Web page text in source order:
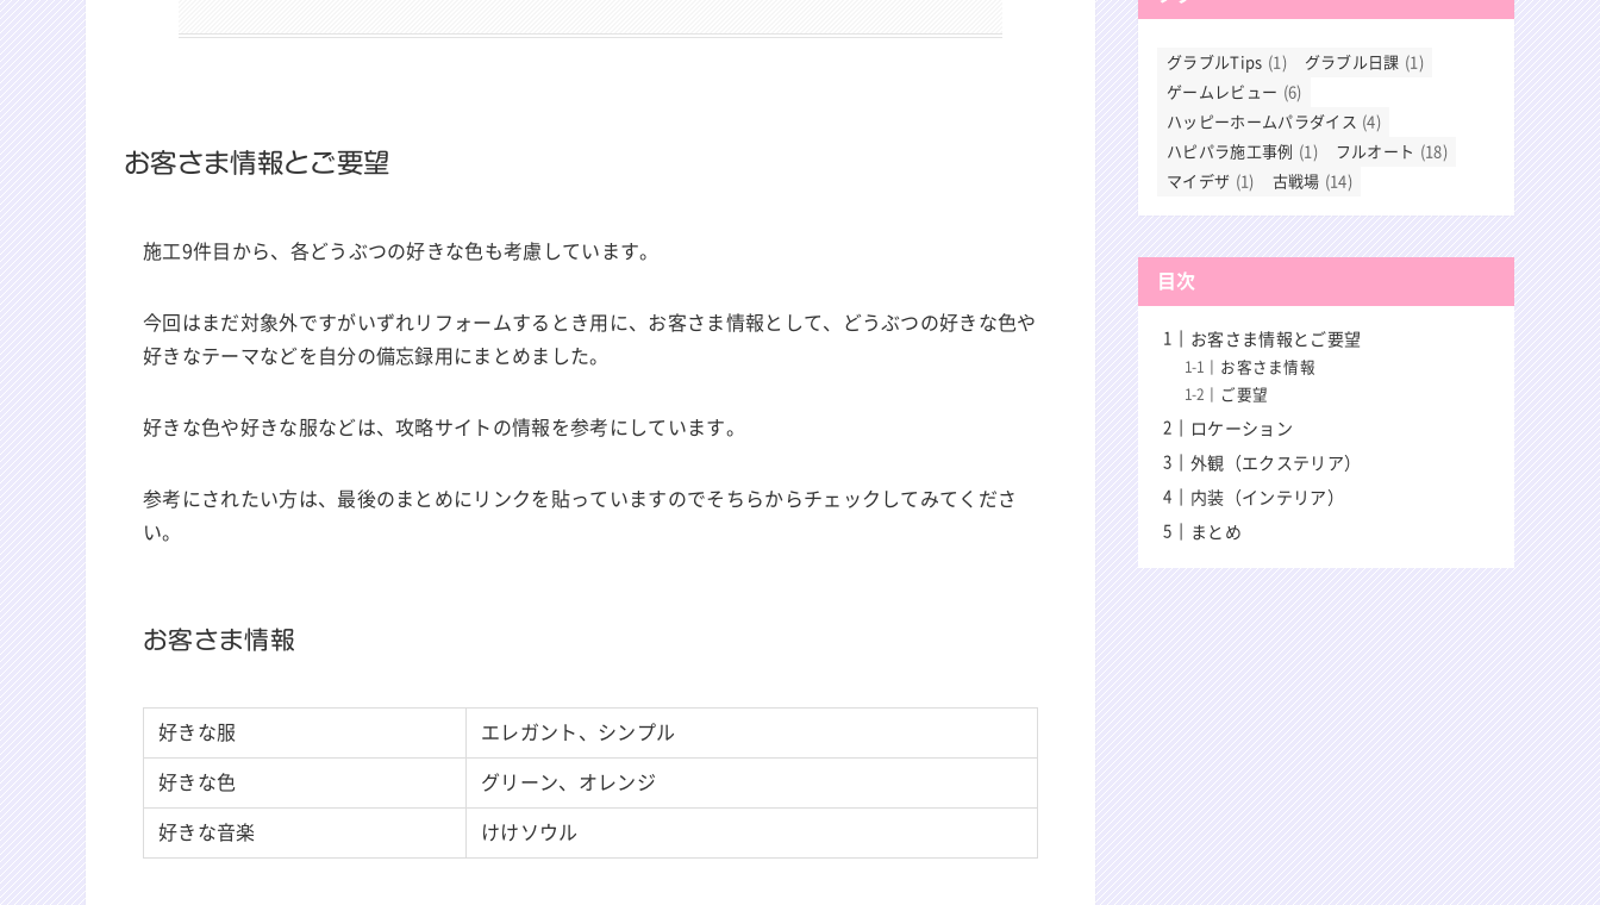
お客さま情報とご要望
施工9件目から、各どうぶつの好きな色も考慮しています。
今回はまだ対象外ですがいずれリフォームするとき用に、お客さま情報として、どうぶつの好きな色や
好きなテーマなどを自分の備忘録用にまとめました。
好きな色や好きな服などは、攻略サイトの情報を参考にしています。
参考にされたい方は、最後のまとめにリンクを貼っていますのでそちらからチェックしてみてくださ
い。
お客さま情報
好きな服 エレガント、シンプル
好きな色 グリーン、オレンジ
好きな音楽 けけソウル
グラブルTips (1) グラブル日課 (1)
ゲームレビュー (6)
ハッピーホームパラダイス (4)
ハピパラ施工事例
(1) フルオート
(18)
マイデザ (1) 古戦場 (14)
目次
お客さま情報とご要望
お客さま情報
ご要望
ロケーション
外観（エクステリア）
内装（インテリア）
まとめ